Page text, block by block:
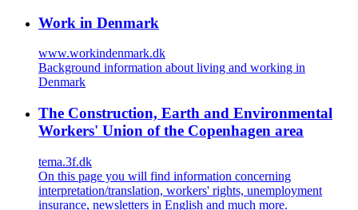
Work in Denmark
www.workindenmark.dk
Background information about living and working in
Denmark
The Construction, Earth and Environmental
Workers' Union of the Copenhagen area
tema.3f.dk
On this page you will find information concerning
interpretation/translation, workers' rights, unemployment
insurance, newsletters in English and much more.